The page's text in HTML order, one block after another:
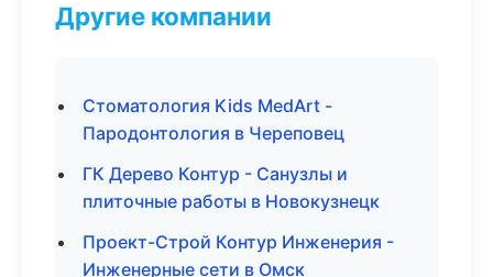
Другие компании
Стоматология Kids MedArt -
Пародонтология в Череповец
ГК Дерево Контур - Санузлы и
плиточные работы в Новокузнецк
Проект-Строй Контур Инженерия -
Инженерные сети в Омск